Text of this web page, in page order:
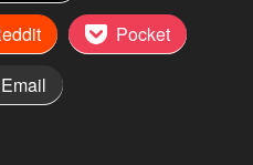
Pocket
Email